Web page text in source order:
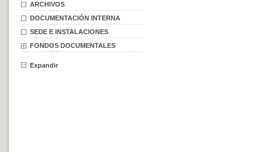
ARCHIVOS
DOCUMENTACIÓN INTERNA
SEDE E INSTALACIONES
FONDOS DOCUMENTALES
Expandir